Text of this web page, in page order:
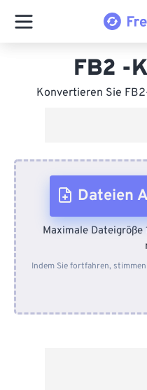
FB2 -
Konvertieren Sie
Dateien
Vom
Von
Maximale Dateigröße
Indem Sie fortfahren,